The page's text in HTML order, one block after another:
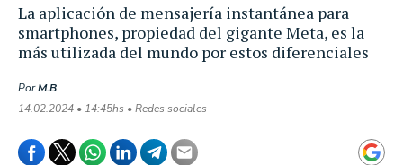
La aplicación de mensajería instantánea para
smartphones, propiedad del gigante Meta, es la
más utilizada del mundo por estos diferenciales
PorM.B
14.02.2024 • 14:45hs • Redes sociales